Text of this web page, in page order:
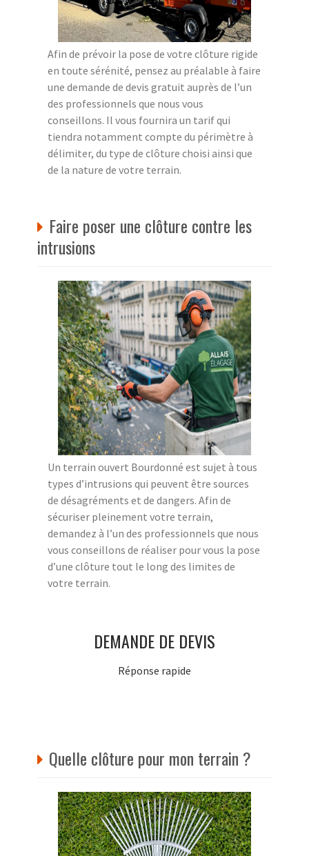
Afin de prévoir la pose de votre clôture rigide
en toute sérénité, pensez au préalable à faire
une demande de devis gratuit auprès de l’un
des professionnels que nous vous
conseillons. Il vous fournira un tarif qui
tiendra notamment compte du périmètre à
délimiter, du type de clôture choisi ainsi que
de la nature de votre terrain.
Faire poser une clôture contre les
intrusions
Un terrain ouvert Bourdonné est sujet à tous
types d’intrusions qui peuvent être sources
de désagréments et de dangers. Afin de
sécuriser pleinement votre terrain,
demandez à l’un des professionnels que nous
vous conseillons de réaliser pour vous la pose
d’une clôture tout le long des limites de
votre terrain.
DEMANDE DE DEVIS
Réponse rapide
Quelle clôture pour mon terrain ?